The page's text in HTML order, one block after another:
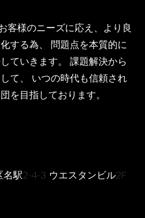
客様のニーズに応え、より良
する為、 問題点を本質的に
ていきます。 課題解決から
て、 いつの時代も信頼され
を目指しております。
名駅2-4-3 ウエスタンビル2F